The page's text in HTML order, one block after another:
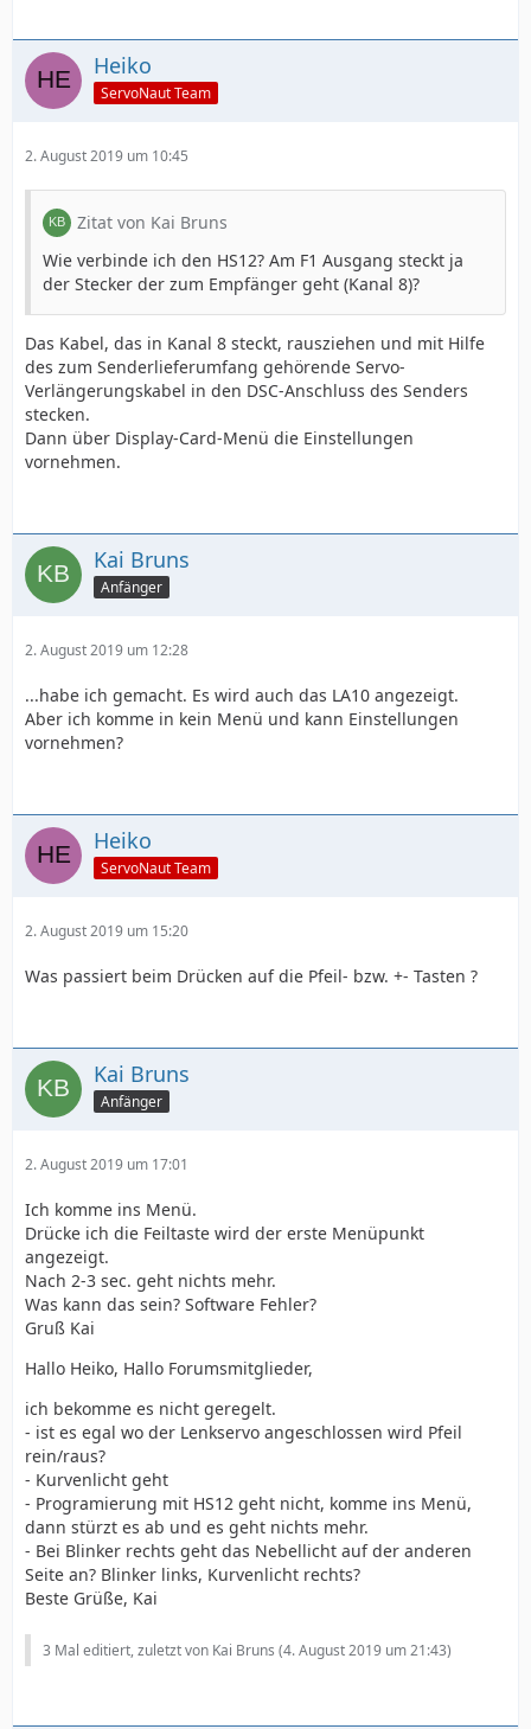
Heiko
ServoNaut Team
2. August 2019 um 10:45
Zitat von Kai Bruns
Wie verbinde ich den HS12? Am F1 Ausgang steckt ja
der Stecker der zum Empfänger geht (Kanal 8)?
Das Kabel, das in Kanal 8 steckt, rausziehen und mit Hilfe
des zum Senderlieferumfang gehörende Servo-
Verlängerungskabel in den DSC-Anschluss des Senders
stecken.
Dann über Display-Card-Menü die Einstellungen
vornehmen.
Kai Bruns
Anfänger
2. August 2019 um 12:28
...habe ich gemacht. Es wird auch das LA10 angezeigt.
Aber ich komme in kein Menü und kann Einstellungen
vornehmen?
Heiko
ServoNaut Team
2. August 2019 um 15:20
Was passiert beim Drücken auf die Pfeil- bzw. +- Tasten ?
Kai Bruns
Anfänger
2. August 2019 um 17:01
Ich komme ins Menü.
Drücke ich die Feiltaste wird der erste Menüpunkt
angezeigt.
Nach 2-3 sec. geht nichts mehr.
Was kann das sein? Software Fehler?
Gruß Kai
Hallo Heiko, Hallo Forumsmitglieder,
ich bekomme es nicht geregelt.
- ist es egal wo der Lenkservo angeschlossen wird Pfeil
rein/raus?
- Kurvenlicht geht
- Programierung mit HS12 geht nicht, komme ins Menü,
dann stürzt es ab und es geht nichts mehr.
- Bei Blinker rechts geht das Nebellicht auf der anderen
Seite an? Blinker links, Kurvenlicht rechts?
Beste Grüße, Kai
3 Mal editiert, zuletzt von Kai Bruns (4. August 2019 um 21:43)